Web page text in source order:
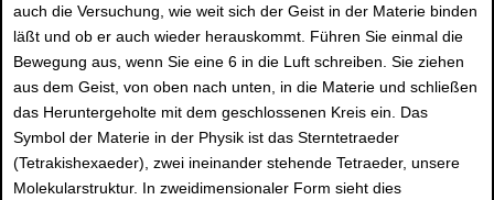
auch die Versuchung, wie weit sich der Geist in der Materie binden
läßt und ob er auch wieder herauskommt. Führen Sie einmal die
Bewegung aus, wenn Sie eine 6 in die Luft schreiben. Sie ziehen
aus dem Geist, von oben nach unten, in die Materie und schließen
das Heruntergeholte mit dem geschlossenen Kreis ein. Das
Symbol der Materie in der Physik ist das Sterntetraeder
(Tetrakishexaeder), zwei ineinander stehende Tetraeder, unsere
Molekularstruktur. In zweidimensionaler Form sieht dies